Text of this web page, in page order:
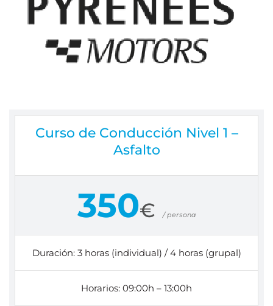
Curso de Conducción Nivel 1 –
Asfalto
350€ / persona
Duración: 3 horas (individual) / 4 horas (grupal)
Horarios: 09:00h – 13:00h